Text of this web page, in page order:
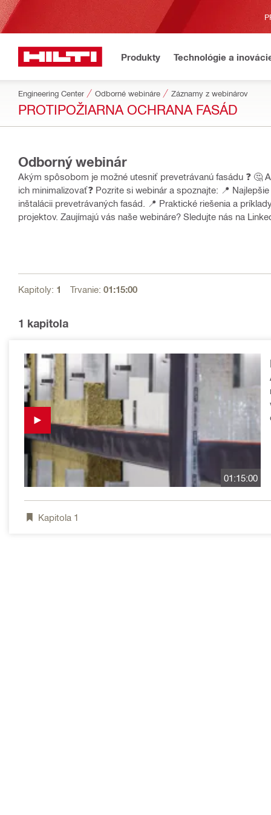
Produkty Technológie a
Engineering Center Odborné webináre Záznamy z webinárov
PROTIPOŽIARNA OCHRANA FASÁD
Odborný webinár
Akým spôsobom je možné utesniť prevetrávanú fasádu ❓ 🤔 Aké sú kľúčové riziká spojené s prevetrávanými fasádami a ako
ich minimalizovať❓ Pozrite si webinár a spoznajte: 📍 Najlepšie postupy pre zabezpečenie požiarnej ochrany pri návrhu a
inštalácii prevetrávaných fasád. 📍 Praktické riešenia a
projektov. Zaujímajú vás naše
Kapitoly: 1 Trvanie: 01:15:00
1 kapitola
01:15:00
Kapitola 1